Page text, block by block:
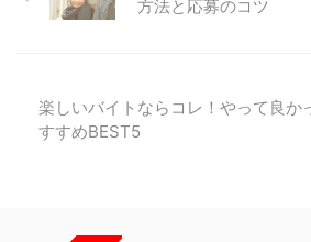
方法と応募のコツ
楽しいバイトならコレ！やって良か
すすめBEST5